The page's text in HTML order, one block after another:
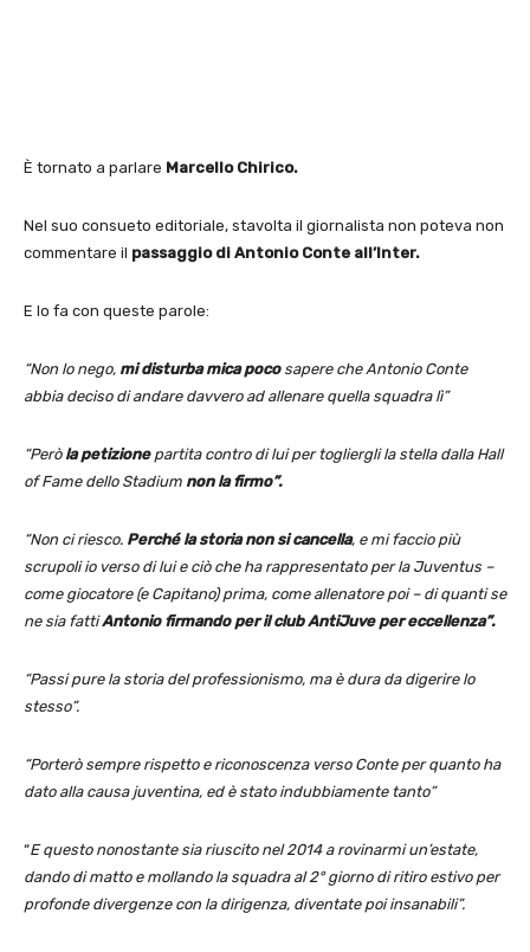
È tornato a parlare Marcello Chirico.
Nel suo consueto editoriale, stavolta il giornalista non poteva non
commentare il passaggio di Antonio Conte all’Inter.
E lo fa con queste parole:
“Non lo nego, mi disturba mica pocosapere che Antonio Conte
abbia deciso di andare davvero ad allenare quella squadra lì”
“Però la petizionepartita contro di lui per togliergli la stella dalla Hall
of Fame dello Stadium non la firmo”.
“Non ci riesco. Perché la storia non si cancella, e mi faccio più
scrupoli io verso di lui e ciò che ha rappresentato per la Juventus –
come giocatore (e Capitano) prima, come allenatore poi – di quanti se
ne sia fattiAntonio firmando per il club AntiJuve per eccellenza”.
“Passi pure la storia del professionismo, ma è dura da digerire lo
stesso”.
“Porterò sempre rispetto e riconoscenza verso Conte per quanto ha
dato alla causa juventina, ed è stato indubbiamente tanto”
“E questo nonostante sia riuscito nel 2014 a rovinarmi un’estate,
dando di matto e mollando la squadra al 2° giorno di ritiro estivo per
profonde divergenze con la dirigenza, diventate poi insanabili”.